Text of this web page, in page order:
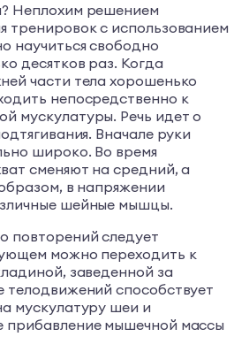
Неплохим решением
тренировок с использованием
научиться свободно
десятков раз. Когда
части тела хорошенько
непосредственно к
мускулатуры. Речь идет о
Вначале руки
широко. Во время
сменяют на средний, а
в напряжении
шейные мышцы.
повторений следует
можно переходить к
заведенной за
телодвижений способствует
мускулатуру шеи и
прибавление мышечной массы